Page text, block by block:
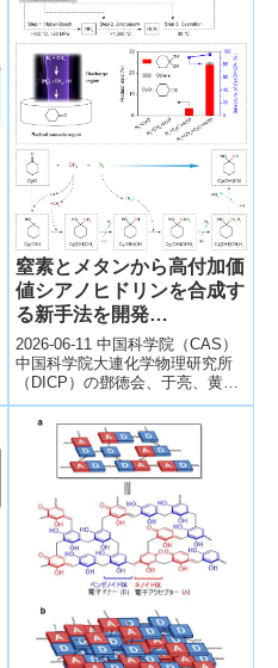
窒素とメタンから高付加価
値シアノヒドリンを合成す
る新手法を開発
(Scientists Develop New
Way to Synthesize High-
Value Cyanohydrins from
Nitrogen and Methane)
2026-06-11 中国科学院（CAS）
中国科学院大連化学物理研究所
（DICP）の鄧徳会、于亮、黄鋭
らの研究グループは、窒素とメ
タンから高付加価値化学品であ